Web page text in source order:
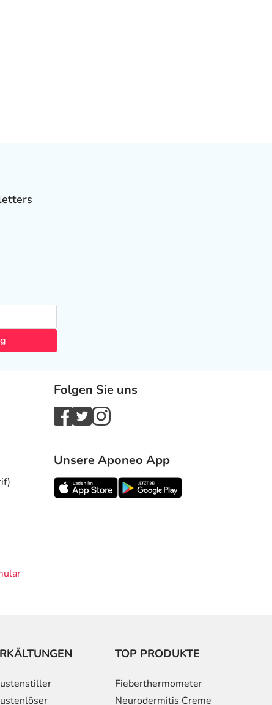
Folgen Sie uns
Unsere Aponeo App
TOP PRODUKTE
Fieberthermometer
Neurodermitis Creme